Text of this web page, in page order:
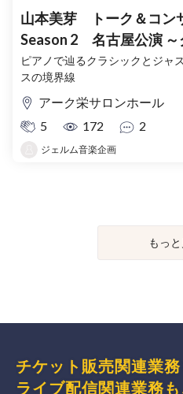
山本美芽 トーク＆コン
Season 2 名古屋公演 ～グルー
ヴとハーモニーの美学
ピアノで辿るクラシックとジャ
スの境界線
アーク栄サロンホール
5
172 2
ジェルム音楽企画
もっ
チケット販売関連業務
ライブ配信関連業務も